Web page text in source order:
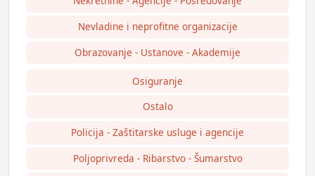
Nevladine i neprofitne organizacije
Obrazovanje - Ustanove - Akademije
Osiguranje
Ostalo
Policija - Zaštitarske usluge i agencije
Poljoprivreda - Ribarstvo - Šumarstvo